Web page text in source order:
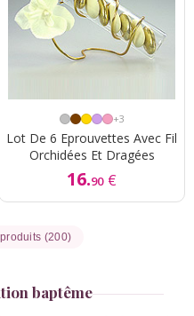
+3
Lot De 6 Eprouvettes Avec Fil
Orchidées Et Dragées
16.90 €
(200)
baptême